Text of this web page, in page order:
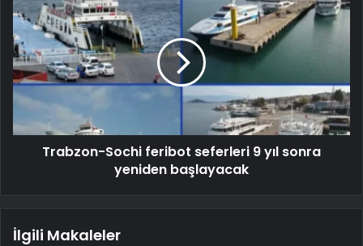
Trabzon-Sochi feribot seferleri 9 yıl sonra
yeniden başlayacak
İlgili Makaleler